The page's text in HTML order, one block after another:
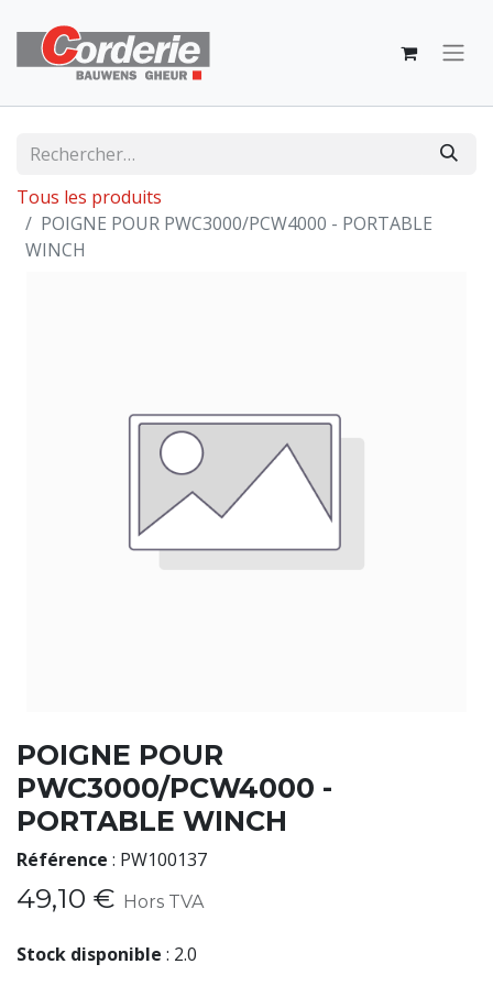
Tous les produits
POIGNE POUR PWC3000/PCW4000 - PORTABLE
WINCH
POIGNE POUR
PWC3000/PCW4000 -
PORTABLE WINCH
Référence : PW100137
49,10 € Hors TVA
Stock disponible : 2.0